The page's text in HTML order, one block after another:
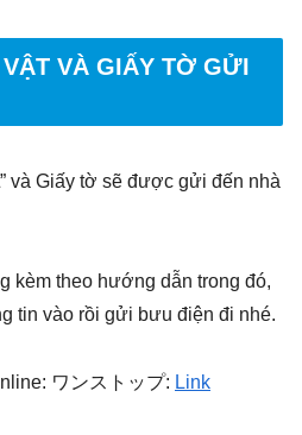
VÀ GIẤY TỜ GỬI
và Giấy tờ sẽ được gửi đến nhà
kèm theo hướng dẫn trong đó,
tin vào rồi gửi bưu điện đi nhé.
ワンストップ: Link